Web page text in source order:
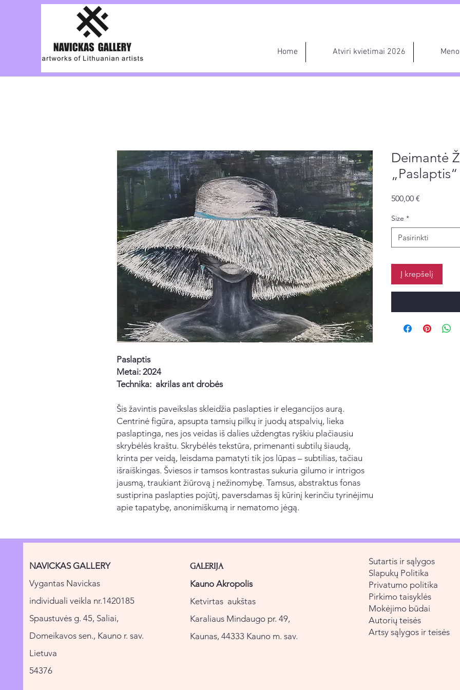
Home Atviri kvietimai 2026
Paslaptis
Metai: 2024
Technika: akrilas ant drobės
Šis žavintis paveikslas skleidžia paslapties ir elegancijos aurą.
Centrinė figūra, apsupta tamsių pilkų ir juodų atspalvių, lieka
paslaptinga, nes jos veidas iš dalies uždengtas ryškiu plačiausiu
skrybėlės kraštu. Skrybėlės tekstūra, primenanti subtilų šiaudą,
krinta per veidą, leisdama pamatyti tik jos lūpas – subtilias, tačiau
išraiškingas. Šviesos ir tamsos kontrastas sukuria gilumo ir intrigos
jausmą, traukiant žiūrovą į nežinomybę. Tamsus, abstraktus fonas
sustiprina paslapties pojūtį, paversdamas šį kūrinį kerinčiu tyrinėjimu
apie tapatybę, anonimiškumą ir nematomo jėgą.
Deimantė
„Paslaptis“
500,00 €
Size *
Pasirinkti
Į krepšelį
NAVICKAS GALLERY
Vygantas Navickas
individuali veikla nr.1420185
Spaustuvės g. 45, Saliai,
Domeikavos sen., Kauno r. sav.
Lietuva
54376
GALERIJA
Kauno Akropolis
Ketvirtas aukštas
Karaliaus Mindaugo pr. 49,
Kaunas, 44333 Kauno m. sav.
Sutartis ir sąlygos
Slapukų Politika
Privatumo politika
Pirkimo taisyklės
Mokėjimo būdai
Autorių teisės
Artsy sąlygos ir teisės